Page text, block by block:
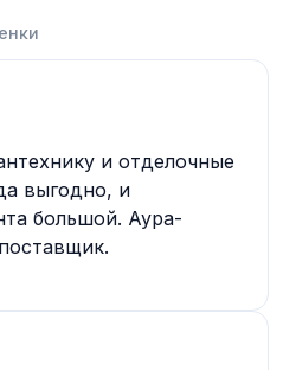
и отделочные
выгодно, и
большой. Аура-